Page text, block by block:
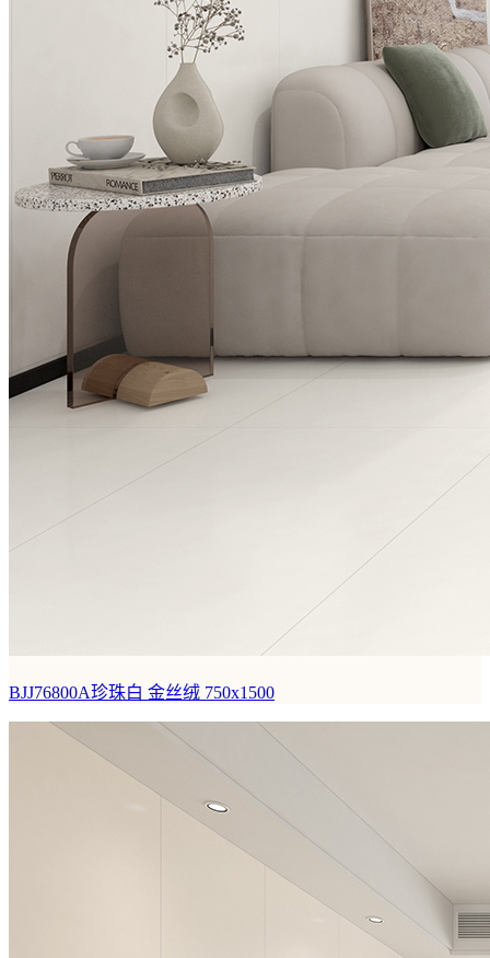
BJJ76800A珍珠白 金丝绒 750x1500